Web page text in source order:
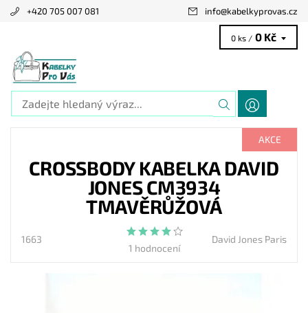
+420 705 007 081 info@kabelkyprovas.cz
0 ks / 0 Kč
AKCE
CROSSBODY KABELKA DAVID
JONES CM3934
TMAVĚRŮŽOVÁ
1663
1 hodnocení
David Jones Paris